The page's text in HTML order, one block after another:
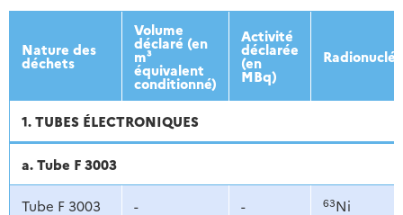
2013 2014 2015 2016
Nature des
déchets
Volume
déclaré (en
m³
équivalent
conditionné)
Activité
déclarée
(en
MBq)
1. TUBES ÉLECTRONIQUES
a. Tube F 3003
Tube F 3003 - - 63Ni